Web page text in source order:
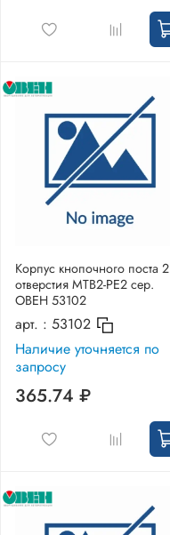
Корпус кнопочного поста 2
отверстия MTB2-PE2 сер.
ОВЕН 53102
арт. : 53102
Наличие уточняется по
запросу
365.74 ₽